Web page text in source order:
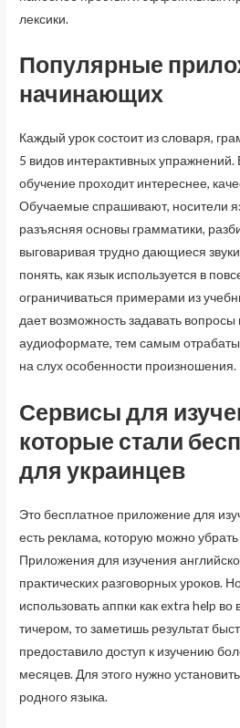
лексики.
Популярные
начинающих
Каждый урок состоит из словаря,
5 видов интерактивных упражнений.
обучение проходит интереснее,
Обучаемые спрашивают, носители
разъясняя основы грамматики,
выговаривая трудно дающиеся
понять, как язык используется в
ограничиваться примерами из
дает возможность задавать вопросы
аудиоформате, тем самым
на слух особенности произношения.
Сервисы для
которые стали
для украинцев
Это бесплатное приложение для
есть реклама, которую можно убрать
Приложения для изучения
практических разговорных уроков.
использовать аппки как extra help
тичером, то заметишь результат
предоставило доступ к изучению
месяцев. Для этого нужно
родного языка.